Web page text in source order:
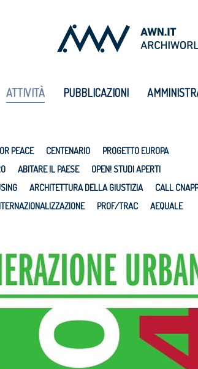
ATTIVITÀ PUBBLICAZIONI
PEACE CENTENARIO
PROGETTO EUROPA
ABITARE IL PAESE
OPEN! STUDI APERTI
ARCHITETTURA DELLA GIUSTIZIA
CALL
PROF/TRAC
AEQUALE